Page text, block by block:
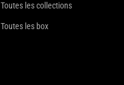
Toutes les collections
Toutes les box